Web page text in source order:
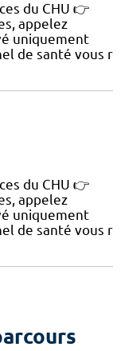
du CHU 👉
appelez
uniquement
de santé vous r
du CHU 👉
appelez
uniquement
de santé vous r